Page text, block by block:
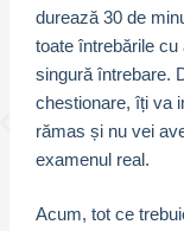
durează 30 de
toate întrebările cu
singură întrebare.
chestionare, îți va
rămas și nu vei
examenul real.
Acum, tot ce